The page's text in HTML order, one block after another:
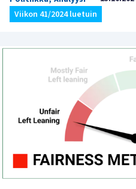
Viikon 41/2024 luetuin